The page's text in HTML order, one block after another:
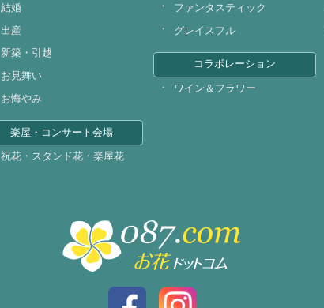
結婚
出産
新築・引越
お見舞い
お悔やみ
楽屋・コンサート会場
祝花・スタンド花・楽屋花
ファンタスティック
グレイスフル
コラボレーション
ワイン＆フラワー